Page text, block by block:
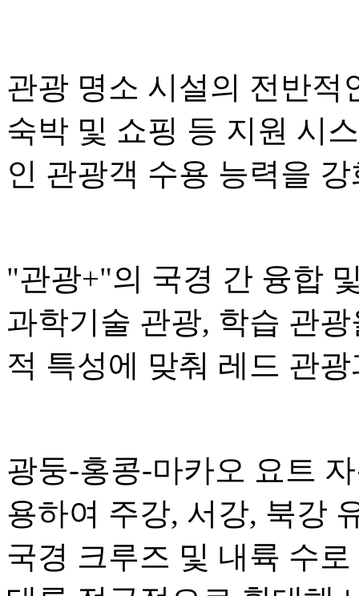
관광 명소 시설의 전반적
숙박 및 쇼핑 등 지원 시
인 관광객 수용 능력을
"관광+"의 국경 간 융합
과학기술 관광, 학습 관
적 특성에 맞춰 레드 관
광둥-홍콩-마카오 요트
용하여 주강, 서강, 북강
국경 크루즈 및 내륙 수